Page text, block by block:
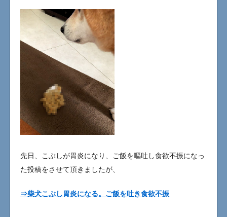
先日、こぶしが胃炎になり、ご飯を嘔吐し食欲不振になっ
た投稿をさせて頂きましたが、
⇒柴犬こぶし胃炎になる。ご飯を吐き食欲不振